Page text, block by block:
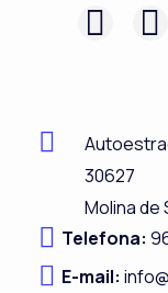
F
e
b
o
o
k
L
e
i
n
30627
Molina de
Telefona:
E-mail: